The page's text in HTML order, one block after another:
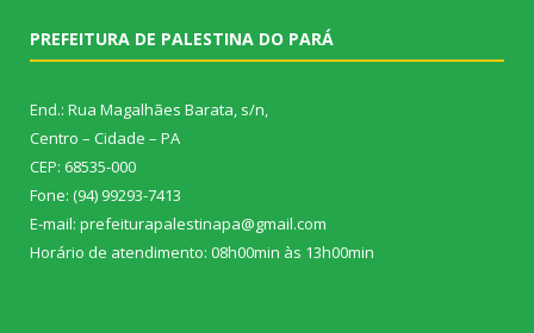
PREFEITURA DE PALESTINA DO PARÁ
End.: Rua Magalhães Barata, s/n,
Centro – Cidade – PA
CEP: 68535-000
Fone: (94) 99293-7413
E-mail: prefeiturapalestinapa@gmail.com
Horário de atendimento: 08h00min às 13h00min